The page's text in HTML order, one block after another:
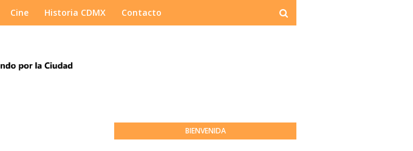
Cine Historia CDMX Contacto
BIENVENIDA